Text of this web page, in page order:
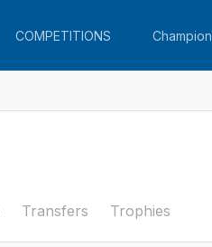
COMPETITIONS Champion
Transfers Trophies